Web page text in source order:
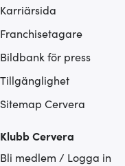
Karriärsida
Franchisetagare
Bildbank för press
Tillgänglighet
Sitemap Cervera
Klubb Cervera
Bli medlem / Logga in